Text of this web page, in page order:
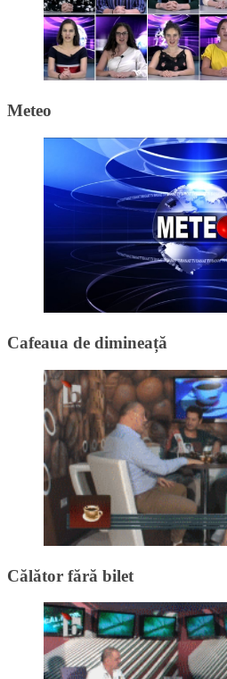
Meteo
Cafeaua de dimineață
Călător fără bilet